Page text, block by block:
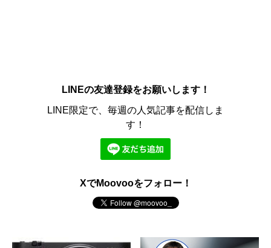
LINEの友達登録をお願いします！
LINE限定で、毎週の人気記事を配信しま
す！
XでMoovooをフォロー！